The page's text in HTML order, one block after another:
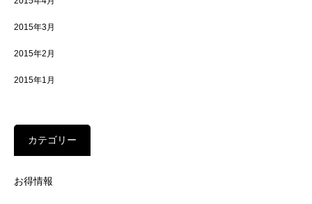
2015年3月
2015年2月
2015年1月
カテゴリー
お得情報